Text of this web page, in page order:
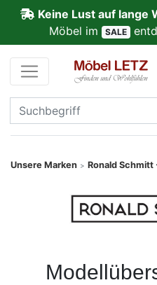
Keine Lust auf lange
Möbel im SALE
Unsere Marken > Ronald Schmitt
Kundenmeinungen
Anmelden
PREMIUM
Schnell
Polsterplaner